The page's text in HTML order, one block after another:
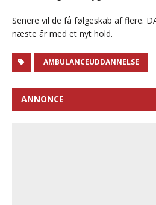
Senere vil de få følgeskab af flere.
næste år med et nyt hold.
AMBULANCEUDDANNELSE
ANNONCE